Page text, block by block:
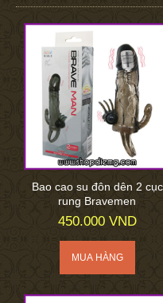
Bao cao su đôn dên 2 cục
rung Bravemen
450.000 VND